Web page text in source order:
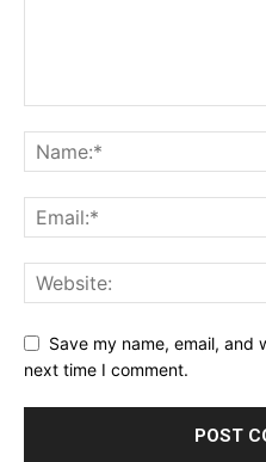
Save my name, email, and
next time I comment.